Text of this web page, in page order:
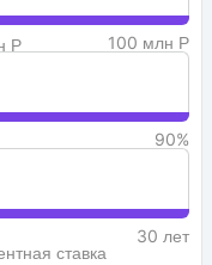
Р
100 млн Р
90%
30 лет
ставка